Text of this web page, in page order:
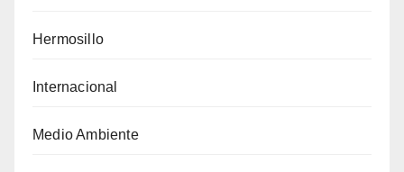
Hermosillo
Internacional
Medio Ambiente